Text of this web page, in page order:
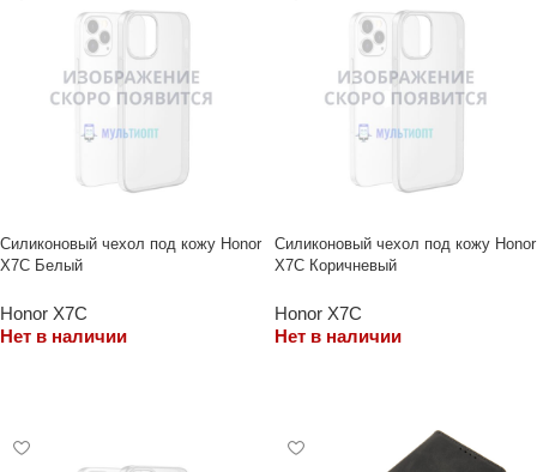
Силиконовый чехол под кожу Honor
X7C Белый
Honor X7C
Нет в наличии
Силиконовый чехол под кожу Honor
X7C Коричневый
Honor X7C
Нет в наличии